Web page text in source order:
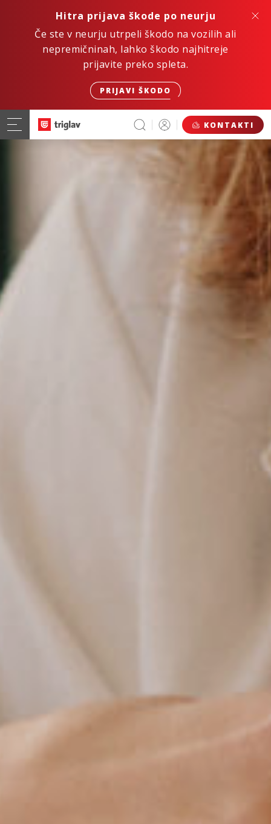
Hitra prijava škode po neurju
Če ste v neurju utrpeli škodo na vozilih ali
nepremičninah, lahko škodo najhitreje
prijavite preko spleta.
PRIJAVI ŠKODO
KONTAKTI